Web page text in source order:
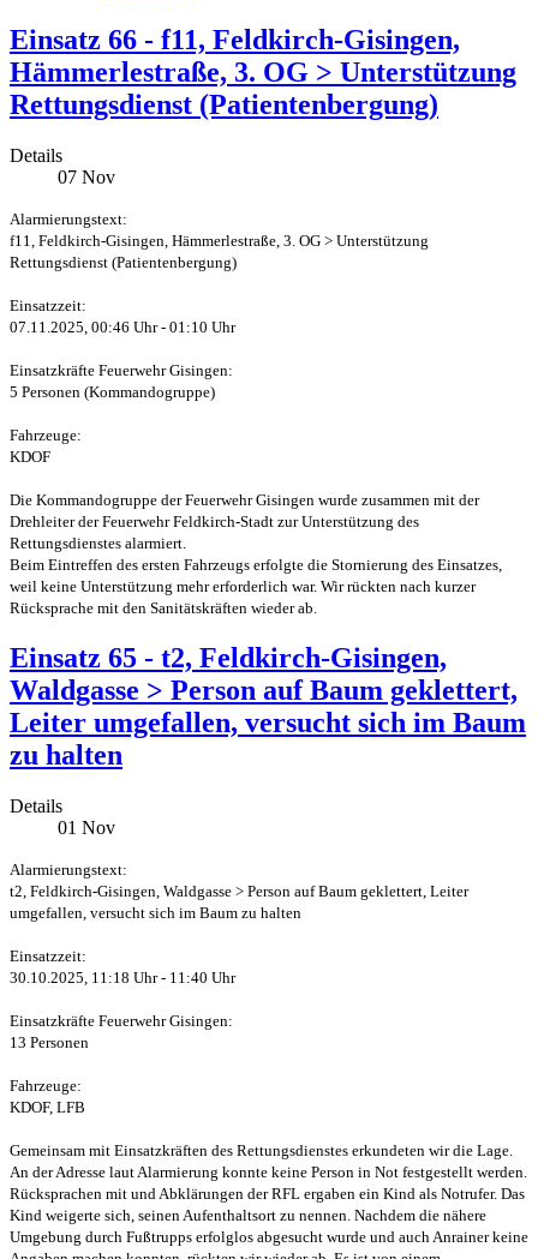
Einsatz 66 - f11, Feldkirch-Gisingen,
Hämmerlestraße, 3. OG > Unterstützung
Rettungsdienst (Patientenbergung)
Details
07 Nov
Alarmierungstext:
f11, Feldkirch-Gisingen, Hämmerlestraße, 3. OG > Unterstützung
Rettungsdienst (Patientenbergung)
Einsatzzeit:
07.11.2025, 00:46 Uhr - 01:10 Uhr
Einsatzkräfte Feuerwehr Gisingen:
5 Personen (Kommandogruppe)
Fahrzeuge:
KDOF
Die Kommandogruppe der Feuerwehr Gisingen wurde zusammen mit der
Drehleiter der Feuerwehr Feldkirch-Stadt zur Unterstützung des
Rettungsdienstes alarmiert.
Beim Eintreffen des ersten Fahrzeugs erfolgte die Stornierung des Einsatzes,
weil keine Unterstützung mehr erforderlich war. Wir rückten nach kurzer
Rücksprache mit den Sanitätskräften wieder ab.
Einsatz 65 - t2, Feldkirch-Gisingen,
Waldgasse > Person auf Baum geklettert,
Leiter umgefallen, versucht sich im Baum
zu halten
Details
01 Nov
Alarmierungstext:
t2, Feldkirch-Gisingen, Waldgasse > Person auf Baum geklettert, Leiter
umgefallen, versucht sich im Baum zu halten
Einsatzzeit:
30.10.2025, 11:18 Uhr - 11:40 Uhr
Einsatzkräfte Feuerwehr Gisingen:
13 Personen
Fahrzeuge:
KDOF, LFB
Gemeinsam mit Einsatzkräften des Rettungsdienstes erkundeten wir die Lage.
An der Adresse laut Alarmierung konnte keine Person in Not festgestellt werden.
Rücksprachen mit und Abklärungen der RFL ergaben ein Kind als Notrufer. Das
Kind weigerte sich, seinen Aufenthaltsort zu nennen. Nachdem die nähere
Umgebung durch Fußtrupps erfolglos abgesucht wurde und auch Anrainer keine